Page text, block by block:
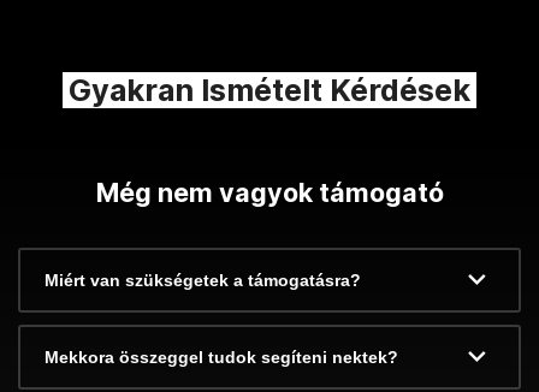
Gyakran Ismételt Kérdések
Még nem vagyok támogató
Miért van szükségetek a támogatásra?
Mekkora összeggel tudok segíteni nektek?